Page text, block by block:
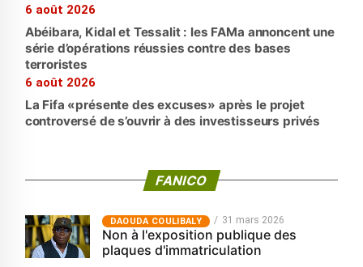
6 août 2026
Abéibara, Kidal et Tessalit : les FAMa annoncent une
série d’opérations réussies contre des bases
terroristes
6 août 2026
La Fifa «présente des excuses» après le projet
controversé de s’ouvrir à des investisseurs privés
FANICO
‎DAOUDA COULIBALY 31 mars 2026
Non à l'exposition publique des
plaques d'immatriculation